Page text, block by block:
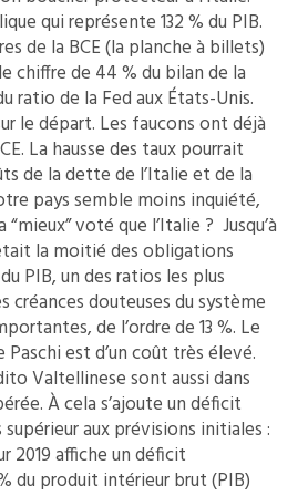
qui représente 132 % du PIB.
de la BCE (la planche à billets)
chiffre de 44 % du bilan de la
ratio de la Fed aux États-Unis.
le départ. Les faucons ont déjà
La hausse des taux pourrait
de la dette de l’Italie et de la
pays semble moins inquiété,
voté que l’Italie ? Jusqu’à
la moitié des obligations
PIB, un des ratios les plus
créances douteuses du système
de l’ordre de 13 %. Le
est d’un coût très élevé.
Valtellinese sont aussi dans
À cela s’ajoute un déficit
aux prévisions initiales :
2019 affiche un déficit
du produit intérieur brut (PIB)